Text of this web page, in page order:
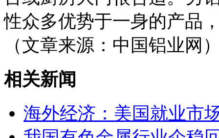
性众多优势于一身的产品
（文章来源：中国铝业网
相关新闻
海外经济：美国就业市